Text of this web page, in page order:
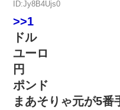
ID:Jy8B4Ujs0
>>1
ドル
ユーロ
円
ポンド
まあそりゃ元が5番